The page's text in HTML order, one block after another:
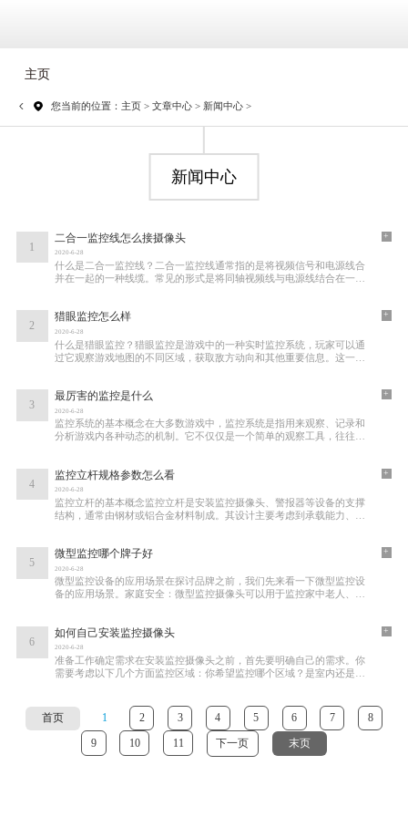
主页
您当前的位置： 主页> 文章中心> 新闻中心>
新闻中心
1
二合一监控线怎么接摄像头
2020-6-28
什么是二合一监控线？二合一监控线通常指的是将视频信号和电源线合
并在一起的一种线缆。常见的形式是将同轴视频线与电源线结合在一
+
2
猎眼监控怎么样
2020-6-28
什么是猎眼监控？猎眼监控是游戏中的一种实时监控系统，玩家可以通
过它观察游戏地图的不同区域，获取敌方动向和其他重要信息。这一系
+
3
最厉害的监控是什么
2020-6-28
监控系统的基本概念在大多数游戏中，监控系统是指用来观察、记录和
分析游戏内各种动态的机制。它不仅仅是一个简单的观察工具，往往还
+
4
监控立杆规格参数怎么看
2020-6-28
监控立杆的基本概念监控立杆是安装监控摄像头、警报器等设备的支撑
结构，通常由钢材或铝合金材料制成。其设计主要考虑到承载能力、抗
+
5
微型监控哪个牌子好
2020-6-28
微型监控设备的应用场景在探讨品牌之前，我们先来看一下微型监控设
备的应用场景。家庭安全：微型监控摄像头可以用于监控家中老人、小
+
6
如何自己安装监控摄像头
2020-6-28
准备工作确定需求在安装监控摄像头之前，首先要明确自己的需求。你
需要考虑以下几个方面监控区域：你希望监控哪个区域？是室内还是室
+
首页 1 2 3 4 5 6 7
8
9
10 11 下一页 末页